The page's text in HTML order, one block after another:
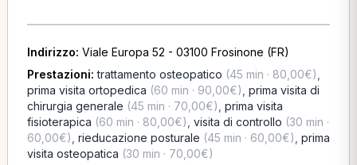
Indirizzo: Viale Europa 52 - 03100 Frosinone (FR)
Prestazioni:trattamento osteopatico (45 min · 80,00€)
prima visita ortopedica (60 min · 90,00€) prima visita di
chirurgia generale (45 min · 70,00€) prima visita
fisioterapica (60 min · 80,00€) visita di controllo (30 min ·
60,00€) rieducazione posturale (45 min · 60,00€) prima
visita osteopatica (30 min · 70,00€)